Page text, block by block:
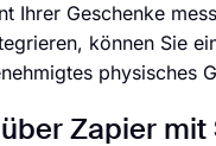
Ihrer Geschenke
können Sie
physisches
Zapier mit